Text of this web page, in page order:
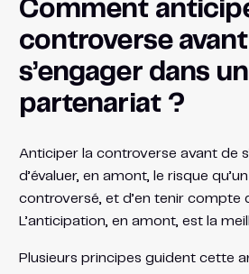
Comment
controverse
s’engager dans un
partenariat ?
Anticiper la controverse avant de
d’évaluer, en amont, le risque
controversé, et d’en tenir compte
L’anticipation, en amont, est la
Plusieurs principes guident cette